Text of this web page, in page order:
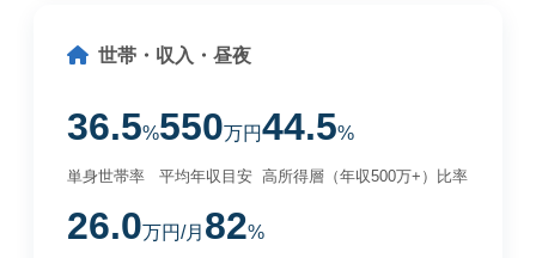
世帯・収入・昼夜
36.5%
単身世帯率
550万円
平均年収目安
44.5%
高所得層（年収500万+）比率
26.0万円/月 82%